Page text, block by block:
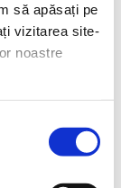
să apăsați pe
vizitarea site-
noastre